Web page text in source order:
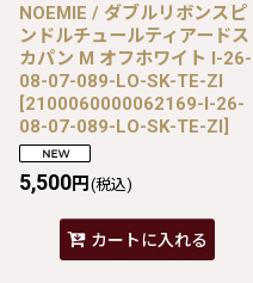
NOEMIE / ダブルリボンスピ
ンドルチュールティアードス
カパン M オフホワイト I-26-
08-07-089-LO-SK-TE-ZI
[2100060000062169-I-26-
08-07-089-LO-SK-TE-ZI]
5,500円 (税込)
カートに入れる